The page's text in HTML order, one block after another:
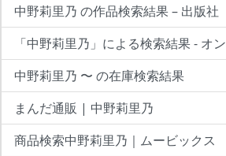
中野莉里乃 の作品検索結果 – 出版社
「中野莉里乃」による検索結果 - オ
中野莉里乃 〜 の在庫検索結果
まんだ通販 | 中野莉里乃
商品検索中野莉里乃｜ムービックス